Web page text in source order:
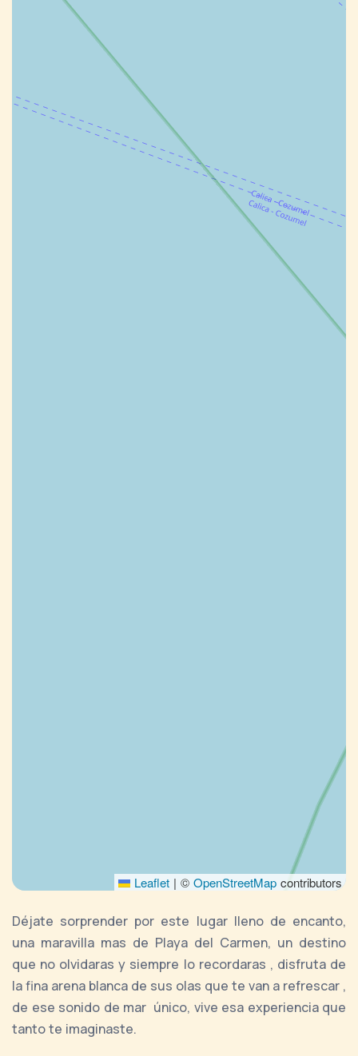
Leaflet | © OpenStreetMap contributors
Déjate sorprender por este lugar lleno de encanto,
una maravilla mas de Playa del Carmen, un destino
que no olvidaras y siempre lo recordaras , disfruta de
la fina arena blanca de sus olas que te van a refrescar ,
de ese sonido de mar único, vive esa experiencia que
tanto te imaginaste.